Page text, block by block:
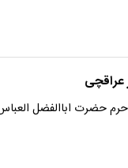
عراقچی
حضرت اباالفضل